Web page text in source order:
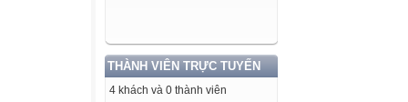
THÀNH VIÊN TRỰC TUYẾN
4 khách và 0 thành viên